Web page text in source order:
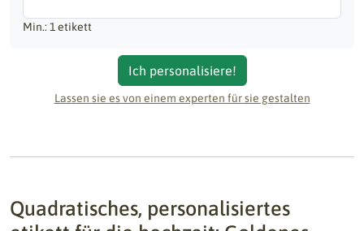
Min.: 1 etikett
Lassen sie es von einem experten für sie gestalten
Ich personalisiere!
Quadratisches, personalisiertes